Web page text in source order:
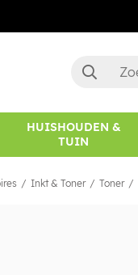
HUISHOUDEN &
TUIN
Inkt & Toner Toner